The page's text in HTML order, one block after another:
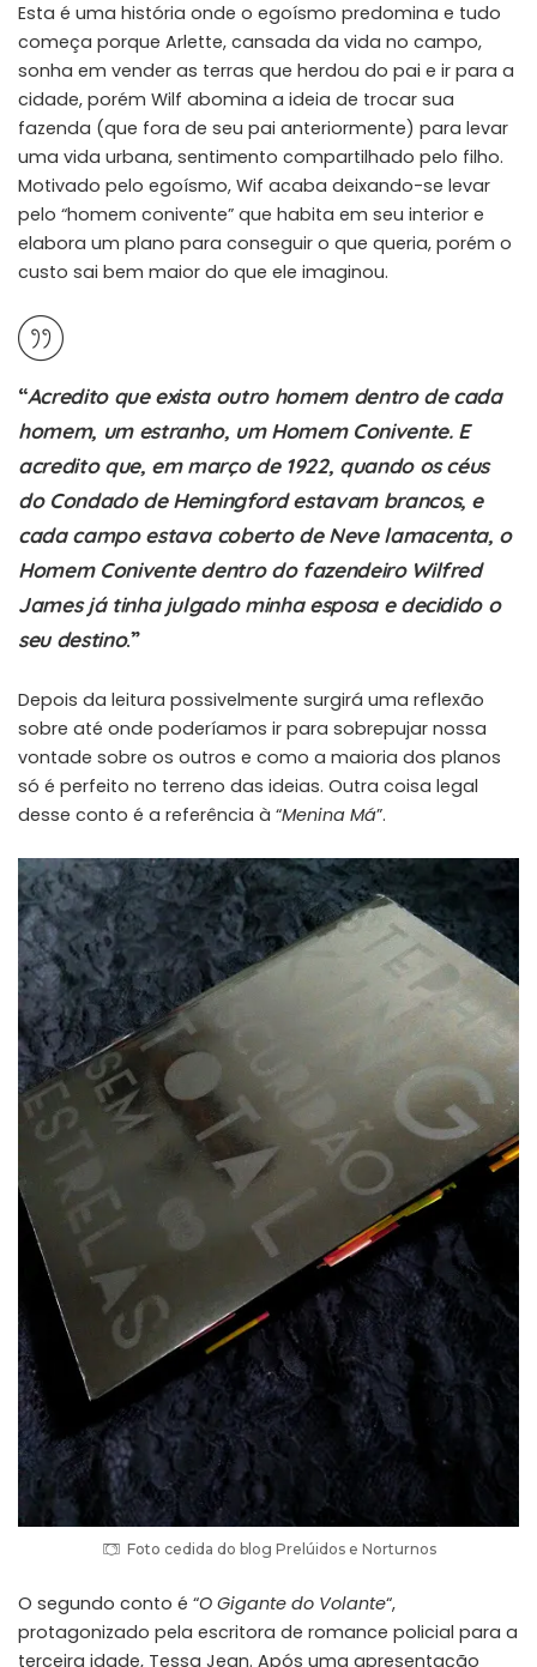
Esta é uma história onde o egoísmo predomina e tudo
começa porque Arlette, cansada da vida no campo,
sonha em vender as terras que herdou do pai e ir para a
cidade, porém Wilf abomina a ideia de trocar sua
fazenda (que fora de seu pai anteriormente) para levar
uma vida urbana, sentimento compartilhado pelo filho.
Motivado pelo egoísmo, Wif acaba deixando-se levar
pelo “homem conivente” que habita em seu interior e
elabora um plano para conseguir o que queria, porém o
custo sai bem maior do que ele imaginou.
“Acredito que exista outro homem dentro de cada
homem, um estranho, um Homem Conivente. E
acredito que, em março de 1922, quando os céus
do Condado de Hemingford estavam brancos, e
cada campo estava coberto de Neve lamacenta, o
Homem Conivente dentro do fazendeiro Wilfred
James já tinha julgado minha esposa e decidido o
seu destino.”
Depois da leitura possivelmente surgirá uma reflexão
sobre até onde poderíamos ir para sobrepujar nossa
vontade sobre os outros e como a maioria dos planos
só é perfeito no terreno das ideias. Outra coisa legal
desse conto é a referência à “Menina Má”.
Foto cedida do blog Prelúidos e Norturnos
O segundo conto é “O Gigante do Volante“,
protagonizado pela escritora de romance policial para a
terceira idade, Tessa Jean. Após uma apresentação